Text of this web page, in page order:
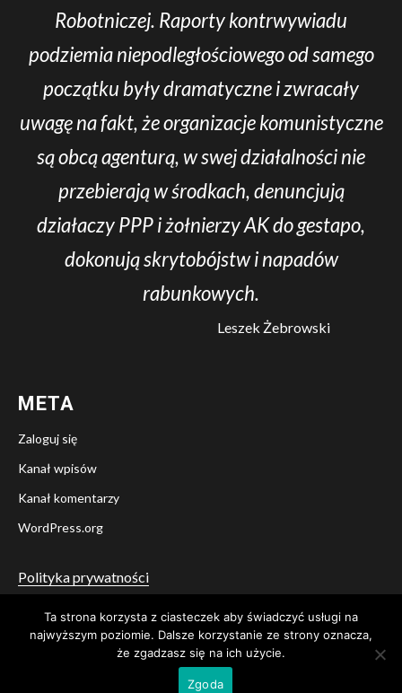
Robotniczej. Raporty kontrwywiadu
podziemia niepodległościowego od samego
początku były dramatyczne i zwracały
uwagę na fakt, że organizacje komunistyczne
są obcą agenturą, w swej działalności nie
przebierają w środkach, denuncjują
działaczy PPP i żołnierzy AK do gestapo,
dokonują skrytobójstw i napadów
rabunkowych.
Leszek Żebrowski
META
Zaloguj się
Kanał wpisów
Kanał komentarzy
WordPress.org
Polityka prywatności
TwitterFacebook
YouTubeInstagram
© Stowarzyszenie Pamięci i Świadectwa A. B. Lane
Ta strona korzysta z ciasteczek aby świadczyć usługi na
najwyższym poziomie. Dalsze korzystanie ze strony oznacza,
że zgadzasz się na ich użycie.
Zgoda